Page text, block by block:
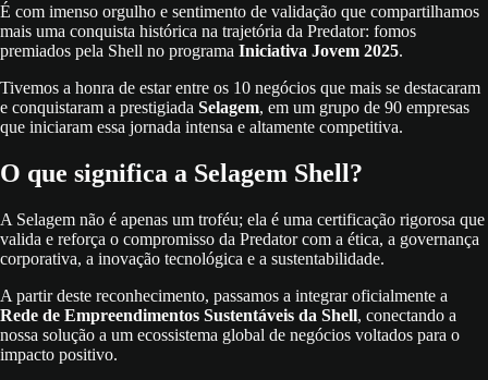
É com imenso orgulho e sentimento de validação que compartilhamos
mais uma conquista histórica na trajetória da Predator: fomos
premiados pela Shell no programa Iniciativa Jovem 2025.
Tivemos a honra de estar entre os 10 negócios que mais se destacaram
e conquistaram a prestigiada Selagem, em um grupo de 90 empresas
que iniciaram essa jornada intensa e altamente competitiva.
O que significa a Selagem Shell?
A Selagem não é apenas um troféu; ela é uma certificação rigorosa que
valida e reforça o compromisso da Predator com a ética, a governança
corporativa, a inovação tecnológica e a sustentabilidade.
A partir deste reconhecimento, passamos a integrar oficialmente a
Rede de Empreendimentos Sustentáveis da Shell, conectando a
nossa solução a um ecossistema global de negócios voltados para o
impacto positivo.